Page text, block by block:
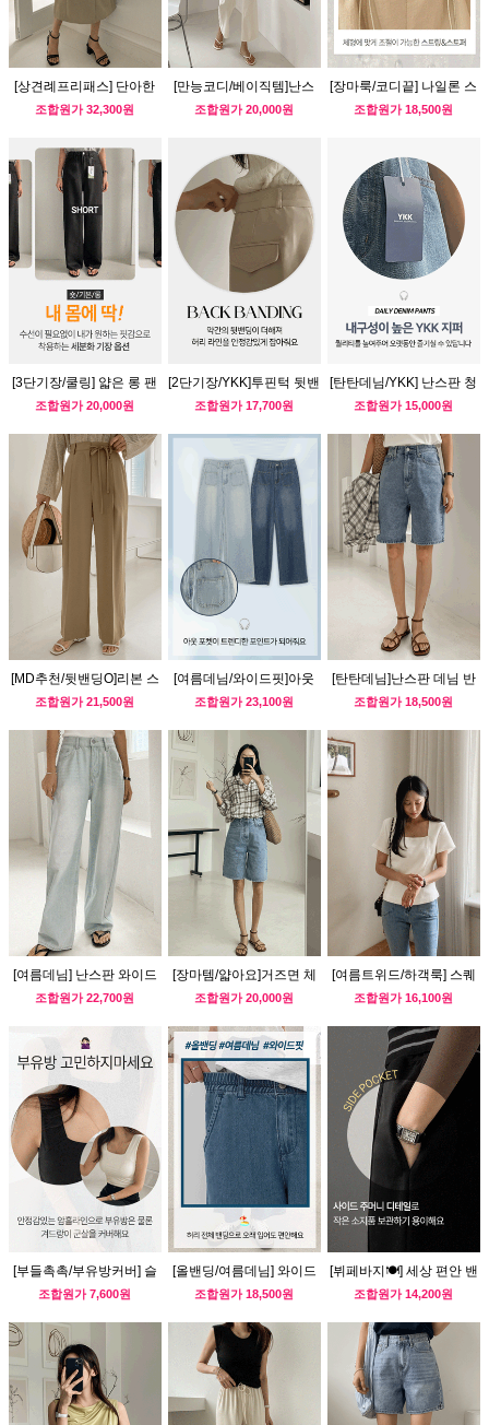
[상견례프리패스] 단아한
숄카라 원피스
조합원가32,300원
[만능코디/베이직템]난스
판 일자핏 코튼팬츠
조합원가20,000원
[장마룩/코디끝] 나일론 스
트링 점프수트
조합원가18,500원
[3단기장/쿨링] 얇은 롱 팬
츠
조합원가20,000원
[2단기장/YKK]투핀턱 뒷밴
딩 하프슬랙스
조합원가17,700원
[탄탄데님/YKK] 난스판 청
반바지
조합원가15,000원
[MD추천/뒷밴딩O]리본 스
트랩 슬랙스(썸머ver)
조합원가21,500원
[여름데님/와이드핏]아웃
포켓 데님팬츠
조합원가23,100원
[탄탄데님]난스판 데님 반
바지
조합원가18,500원
[여름데님] 난스판 와이드
데님팬츠
조합원가22,700원
[장마템/얇아요]거즈면 체
크 남방
조합원가20,000원
[여름트위드/하객룩] 스퀘
어넥 블라우스
조합원가16,100원
[부들촉촉/부유방커버] 슬
림핏 나시티
조합원가7,600원
[올밴딩/여름데님] 와이드
데님 팬츠
조합원가18,500원
[뷔페바지🍽] 세상 편안 밴
딩 반바지 슬랙스
조합원가14,200원